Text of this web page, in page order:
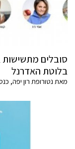
סובלים
בלוטת האדרנל
מאת נטורופת רון יפה,